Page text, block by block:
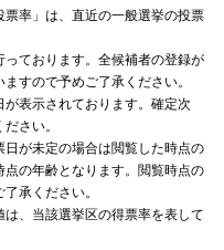
率」は、直近の一般選挙の投票
ております。全候補者の登録が
すので予めご了承ください。
表示されております。確定次
さい。
が未定の場合は閲覧した時点の
の年齢となります。閲覧時点の
承ください。
、当該選挙区の得票率を表して